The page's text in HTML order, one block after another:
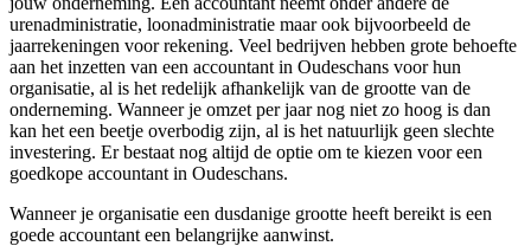
urenadministratie, loonadministratie maar ook bijvoorbeeld de
jaarrekeningen voor rekening. Veel bedrijven hebben grote behoefte
aan het inzetten van een accountant in Oudeschans voor hun
organisatie, al is het redelijk afhankelijk van de grootte van de
onderneming. Wanneer je omzet per jaar nog niet zo hoog is dan
kan het een beetje overbodig zijn, al is het natuurlijk geen slechte
investering. Er bestaat nog altijd de optie om te kiezen voor een
goedkope accountant in Oudeschans.
Wanneer je organisatie een dusdanige grootte heeft bereikt is een
goede accountant een belangrijke aanwinst.